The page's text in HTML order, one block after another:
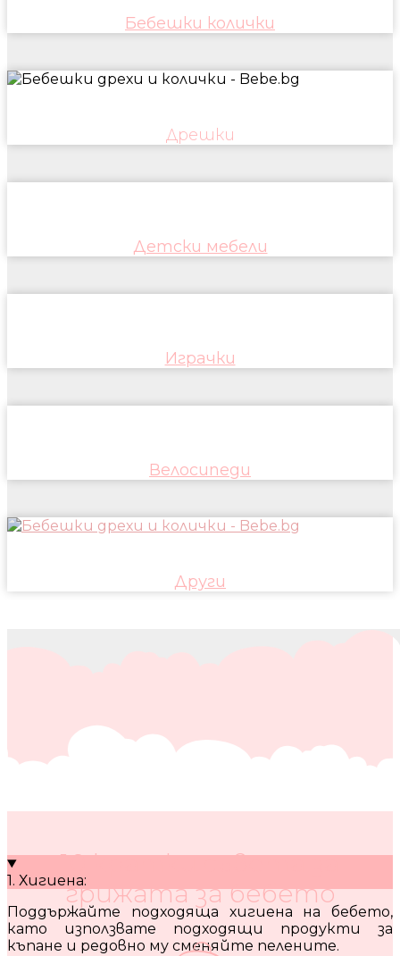
Бебешки колички
Дрешки
Детски мебели
Играчки
Велосипеди
Други
10 кратки съвета за
грижата за бебето
1. Хигиена:
Поддържайте подходяща хигиена на бебето,
като използвате подходящи продукти за
къпане и редовно му сменяйте пелените.